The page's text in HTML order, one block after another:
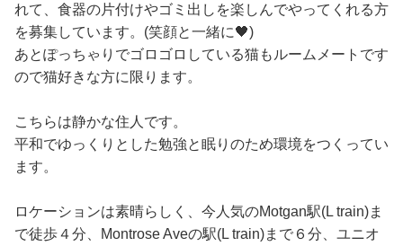
れて、食器の片付けやゴミ出しを楽しんでやってくれる方
を募集しています。(笑顔と一緒に🖤)
あとぽっちゃりでゴロゴロしている猫もルームメートです
ので猫好きな方に限ります。
こちらは静かな住人です。
平和でゆっくりとした勉強と眠りのため環境をつくってい
ます。
ロケーションは素晴らしく、今人気のMotgan駅(L train)ま
で徒歩４分、Montrose Aveの駅(L train)まで６分、ユニオ